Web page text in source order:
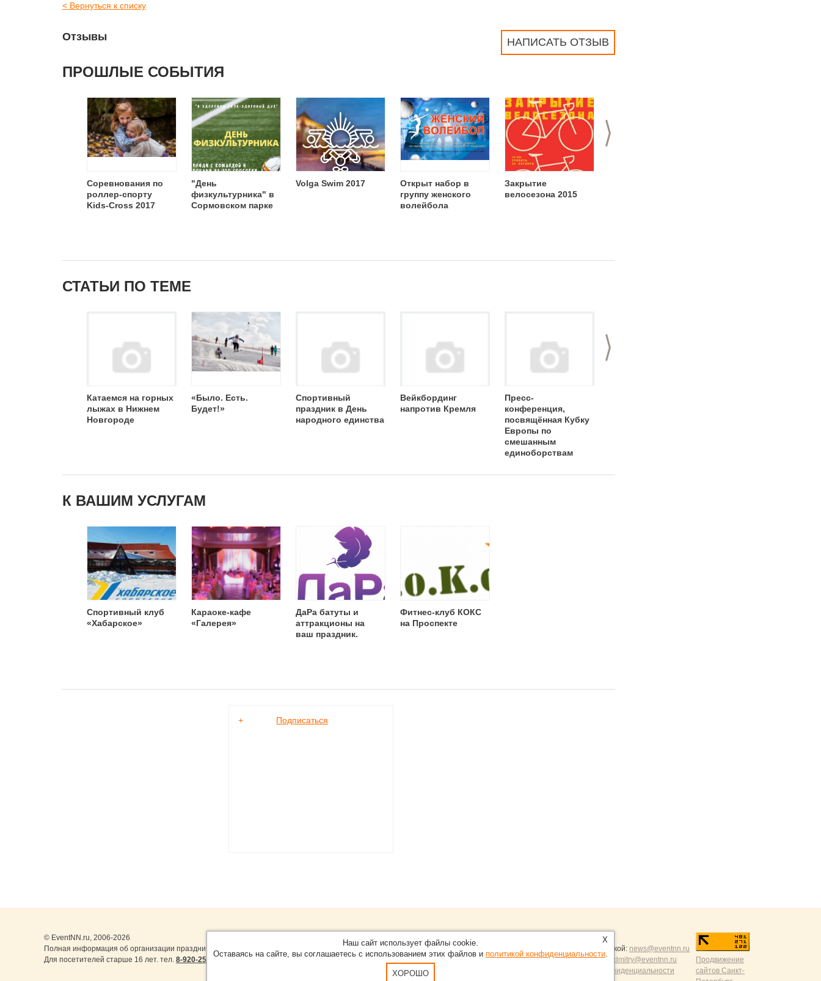
< Вернуться к списку
НАПИСАТЬ ОТЗЫВ
Отзывы
ПРОШЛЫЕ СОБЫТИЯ
>
Соревнования по
роллер-спорту
Kids-Cross 2017
"День
физкультурника" в
Сормовском парке
Volga Swim 2017
Открыт набор в
группу женского
волейбола
Закрытие
велосезона 2015
СТАТЬИ ПО ТЕМЕ
>
Катаемся на горных
лыжах в Нижнем
Новгороде
«Было. Есть.
Будет!»
Спортивный
праздник в День
народного единства
Вейкбординг
напротив Кремля
Пресс-
конференция,
посвящённая Кубку
Европы по
смешанным
единоборствам
К ВАШИМ УСЛУГАМ
Спортивный клуб
«Хабарское»
Караоке-кафе
«Галерея»
ДаРа батуты и
аттракционы на
ваш праздник.
Фитнес-клуб КОКС
на Проспекте
+ Подписаться
© EventNN.ru, 2006-2026
Полная информация об организации праздничных мероприятий в Нижнем Новгороде.
Для посетителей старше 16 лет. тел. 8-920-253-22-14 8-999-077-15-51
О проекте
Карта сайта
Обращайтесь на портал
С новостями, пресс-релизами и разумной критикой: news@eventnn.ru
По вопросам добавления информации на сайт: dmitry@eventnn.ru
Пользовательское Соглашение и политика конфиденциальности
Продвижение
сайтов Санкт-
X
Наш сайт использует файлы cookie.
Оставаясь на сайте, вы соглашаетесь с использованием этих файлов и политикой конфиденциальности.
ХОРОШО